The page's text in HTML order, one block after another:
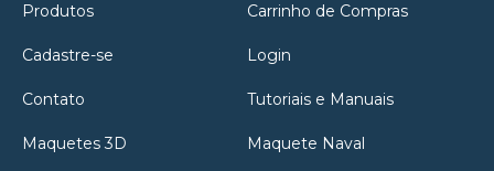
Produtos Carrinho de Compras
Cadastre-se Login
Contato Tutoriais e Manuais
Maquetes 3D Maquete Naval